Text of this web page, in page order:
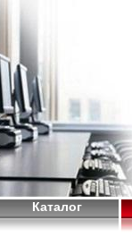
Каталог